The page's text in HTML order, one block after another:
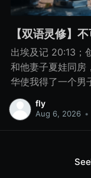
【双语灵修】
出埃及记 20:13；
和他妻子夏娃同房
华使我得了一个男
羊的，该隐是种
献给耶和华， 亚伯
为什么发怒呢？
蒙悦纳？你若行
fly
Aug 6, 2026 •